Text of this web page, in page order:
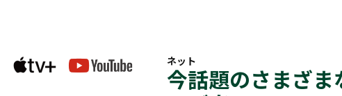
ネット
今話題のさまざま